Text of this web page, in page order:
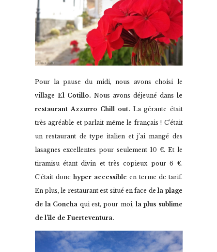
Pour la pause du midi, nous avons choisi le
village El Cotillo. Nous avons déjeuné dans le
restaurant Azzurro Chill out.La gérante était
très agréable et parlait même le français ! C’était
un restaurant de type italien et j’ai mangé des
lasagnes excellentes pour seulement 10 €. Et le
tiramisu étant divin et très copieux pour 6 €.
C’était donc hyper accessible en terme de tarif.
En plus, le restaurant est situé en face dela plage
de la Concha qui est, pour moi, la plus sublime
de l’île de Fuerteventura.